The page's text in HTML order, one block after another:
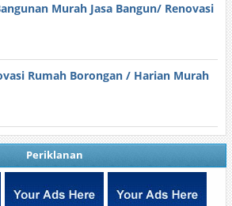
Murah Jasa Bangun/ Renovasi
Rumah Borongan / Harian Murah
Periklanan